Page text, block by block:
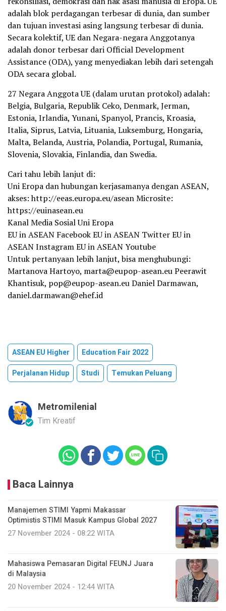
adalah blok perdagangan terbesar di dunia, dan sumber
dan tujuan investasi asing langsung terbesar di dunia.
Secara kolektif, UE dan Negara-negara Anggotanya
adalah donor terbesar dari Official Development
Assistance (ODA), yang menyediakan lebih dari setengah
ODA secara global.
27 Negara Anggota UE (dalam urutan protokol) adalah:
Belgia, Bulgaria, Republik Ceko, Denmark, Jerman,
Estonia, Irlandia, Yunani, Spanyol, Prancis, Kroasia,
Italia, Siprus, Latvia, Lituania, Luksemburg, Hongaria,
Malta, Belanda, Austria, Polandia, Portugal, Rumania,
Slovenia, Slovakia, Finlandia, dan Swedia.
Cari tahu lebih lanjut di:
Uni Eropa dan hubungan kerjasamanya dengan ASEAN,
akses: http://eeas.europa.eu/asean Microsite:
https://euinasean.eu
Kanal Media Sosial Uni Eropa
EU in ASEAN Facebook EU in ASEAN Twitter EU in
ASEAN Instagram EU in ASEAN Youtube
Untuk pertanyaan lebih lanjut, bisa menghubungi:
Martanova Hartoyo, marta@eupop-asean.eu Peerawit
Khantisuk, pop@eupop-asean.eu Daniel Darmawan,
daniel.darmawan@ehef.id
ASEAN EU Higher
Education Fair 2022
Perjalanan Hidup
Studi Temukan Peluang
Metromilenial
Tim Kreatif
Baca Lainnya
Manajemen STIMI Yapmi Makassar
Optimistis STIMI Masuk Kampus Global 2027
27 November 2024 - 08:22 WITA
Mahasiswa Pemasaran Digital FEUNJ Juara
di Malaysia
20 November 2024 - 12:44 WITA